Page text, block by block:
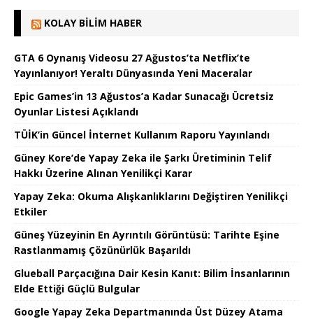
KOLAY BILIM HABER
GTA 6 Oynanış Videosu 27 Ağustos’ta Netflix’te
Yayınlanıyor! Yeraltı Dünyasında Yeni Maceralar
Epic Games’in 13 Ağustos’a Kadar Sunacağı Ücretsiz
Oyunlar Listesi Açıklandı
TÜİK’in Güncel İnternet Kullanım Raporu Yayınlandı
Güney Kore’de Yapay Zeka ile Şarkı Üretiminin Telif
Hakkı Üzerine Alınan Yenilikçi Karar
Yapay Zeka: Okuma Alışkanlıklarını Değiştiren Yenilikçi
Etkiler
Güneş Yüzeyinin En Ayrıntılı Görüntüsü: Tarihte Eşine
Rastlanmamış Çözünürlük Başarıldı
Glueball Parçacığına Dair Kesin Kanıt: Bilim İnsanlarının
Elde Ettiği Güçlü Bulgular
Google Yapay Zeka Departmanında Üst Düzey Atama